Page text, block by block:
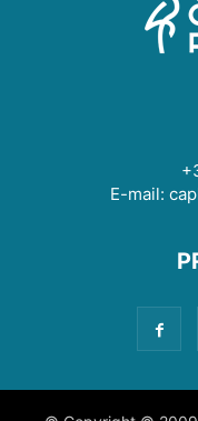
E-mail: